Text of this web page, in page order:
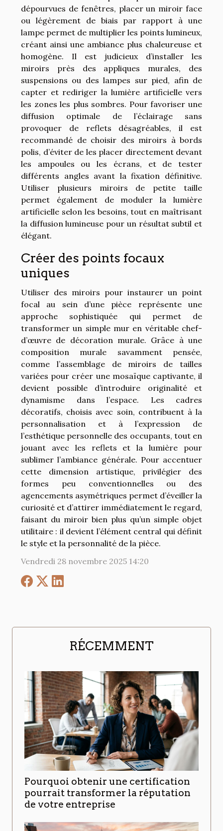
dépourvues de fenêtres, placer un miroir face
ou légèrement de biais par rapport à une
lampe permet de multiplier les points lumineux,
créant ainsi une ambiance plus chaleureuse et
homogène. Il est judicieux d’installer les
miroirs près des appliques murales, des
suspensions ou des lampes sur pied, afin de
capter et rediriger la lumière artificielle vers
les zones les plus sombres. Pour favoriser une
diffusion optimale de l’éclairage sans
provoquer de reflets désagréables, il est
recommandé de choisir des miroirs à bords
polis, d’éviter de les placer directement devant
les ampoules ou les écrans, et de tester
différents angles avant la fixation définitive.
Utiliser plusieurs miroirs de petite taille
permet également de moduler la lumière
artificielle selon les besoins, tout en maîtrisant
la diffusion lumineuse pour un résultat subtil et
élégant.
Créer des points focaux
uniques
Utiliser des miroirs pour instaurer un point
focal au sein d’une pièce représente une
approche sophistiquée qui permet de
transformer un simple mur en véritable chef-
d’œuvre de décoration murale. Grâce à une
composition murale savamment pensée,
comme l’assemblage de miroirs de tailles
variées pour créer une mosaïque captivante, il
devient possible d’introduire originalité et
dynamisme dans l’espace. Les cadres
décoratifs, choisis avec soin, contribuent à la
personnalisation et à l’expression de
l’esthétique personnelle des occupants, tout en
jouant avec les reflets et la lumière pour
sublimer l’ambiance générale. Pour accentuer
cette dimension artistique, privilégier des
formes peu conventionnelles ou des
agencements asymétriques permet d’éveiller la
curiosité et d’attirer immédiatement le regard,
faisant du miroir bien plus qu’un simple objet
utilitaire : il devient l’élément central qui définit
le style et la personnalité de la pièce.
Vendredi 28 novembre 2025 14:20
RÉCEMMENT
Pourquoi obtenir une certification
pourrait transformer la réputation
de votre entreprise